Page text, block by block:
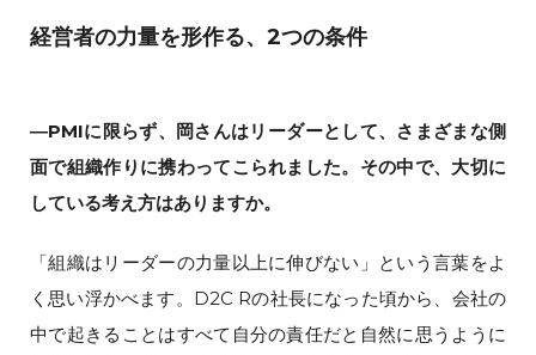
経営者の力量を形作る、2つの条件
―PMIに限らず、岡さんはリーダーとして、さまざまな側
面で組織作りに携わってこられました。その中で、大切に
している考え方はありますか。
「組織はリーダーの力量以上に伸びない」という言葉をよ
く思い浮かべます。D2C Rの社長になった頃から、会社の
中で起きることはすべて自分の責任だと自然に思うように